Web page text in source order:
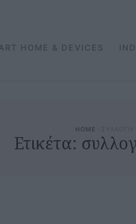
HOME & DEVICES
HOME · ΣΥΛΛΟΓΗ
Ετικέτα: